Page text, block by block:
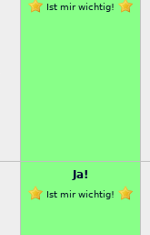
Ist mir wichtig!
Ja!
Ist mir wichtig!